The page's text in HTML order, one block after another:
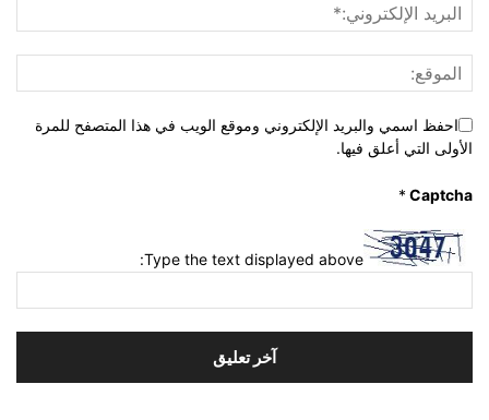
احفظ اسمي والبريد الإلكتروني وموقع الويب في هذا المتصفح للمرة
الأولى التي أعلق فيها.
Captcha
*
Type the text displayed above: